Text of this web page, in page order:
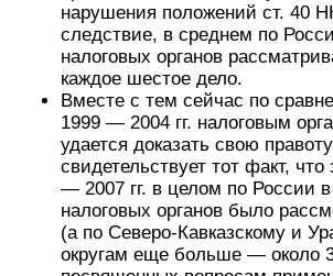
нарушения положений ст. 40
следствие, в среднем по
налоговых органов
каждое шестое дело.
Вместе с тем сейчас по
1999 — 2004 гг. налоговым
удается доказать свою
свидетельствует тот факт,
— 2007 гг. в целом по России
налоговых органов было
(а по Северо-Кавказскому и
округам еще больше — около